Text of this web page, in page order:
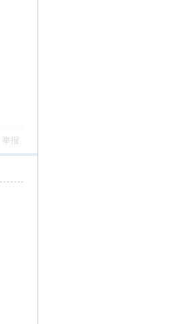
举报